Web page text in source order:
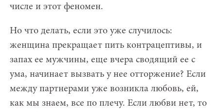
числе и этот феномен.
Но что делать, если это уже случилось:
женщина прекращает пить контрацептивы, и
запах ее мужчины, еще вчера сводящий ее с
ума, начинает вызвать у нее отторжение? Если
между партнерами уже возникла любовь, ей,
как мы знаем, все по плечу. Если любви нет, то